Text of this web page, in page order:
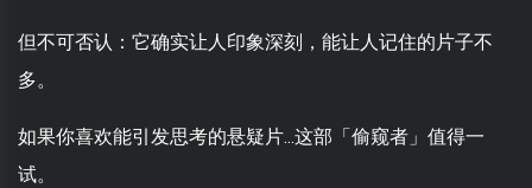
但不可否认：它确实让人印象深刻，能让人记住的片子不
多。
如果你喜欢能引发思考的悬疑片...这部「偷窥者」值得一
试。